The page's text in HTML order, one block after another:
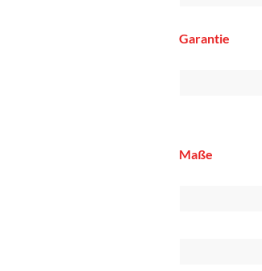
Garantie
Maße